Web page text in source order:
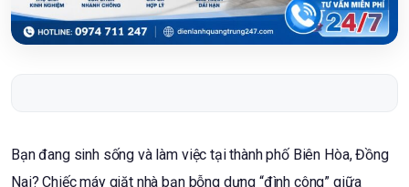
Bạn đang sinh sống và làm việc tại thành phố Biên Hòa, Đồng
Nai? Chiếc máy giặt nhà bạn bỗng dưng “đình công” giữa